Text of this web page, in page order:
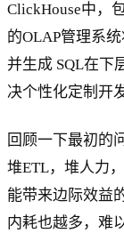
ClickHouse中，
的OLAP管理系
并生成 SQL在下
决个性化定制开
回顾一下最初的
堆ETL，堆人力
能带来边际效益
内耗也越多，难